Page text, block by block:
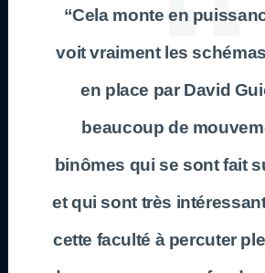
“Cela monte en
voit vraiment les
en place par David
beaucoup de
binômes qui se sont fait
et qui sont très
cette faculté à percuter